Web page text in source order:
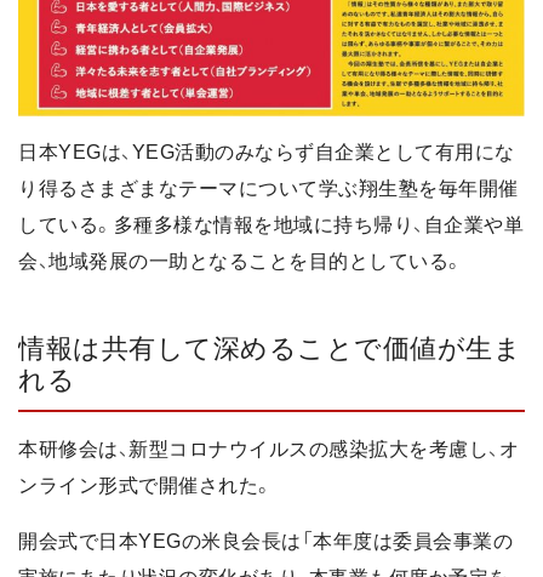
日本YEGは、YEG活動のみならず自企業として有用にな
り得るさまざまなテーマについて学ぶ翔生塾を毎年開催
している。多種多様な情報を地域に持ち帰り、自企業や単
会、地域発展の一助となることを目的としている。
情報は共有して深めることで価値が生ま
れる
本研修会は、新型コロナウイルスの感染拡大を考慮し、オ
ンライン形式で開催された。
開会式で日本YEGの米良会長は「本年度は委員会事業の